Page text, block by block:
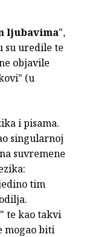
ljubavima",
su uredile te
objavile
(u
i pisama.
singularnoj
suvremene
tim
te kao takvi
mogao biti